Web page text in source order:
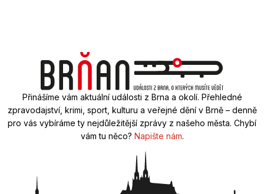
Přinášíme vám aktuální události z Brna a okolí. Přehledné
zpravodajství, krimi, sport, kulturu a veřejné dění v Brně – denně
pro vás vybíráme ty nejdůležitější zprávy z našeho města. Chybí
vám tu něco? Napište nám.